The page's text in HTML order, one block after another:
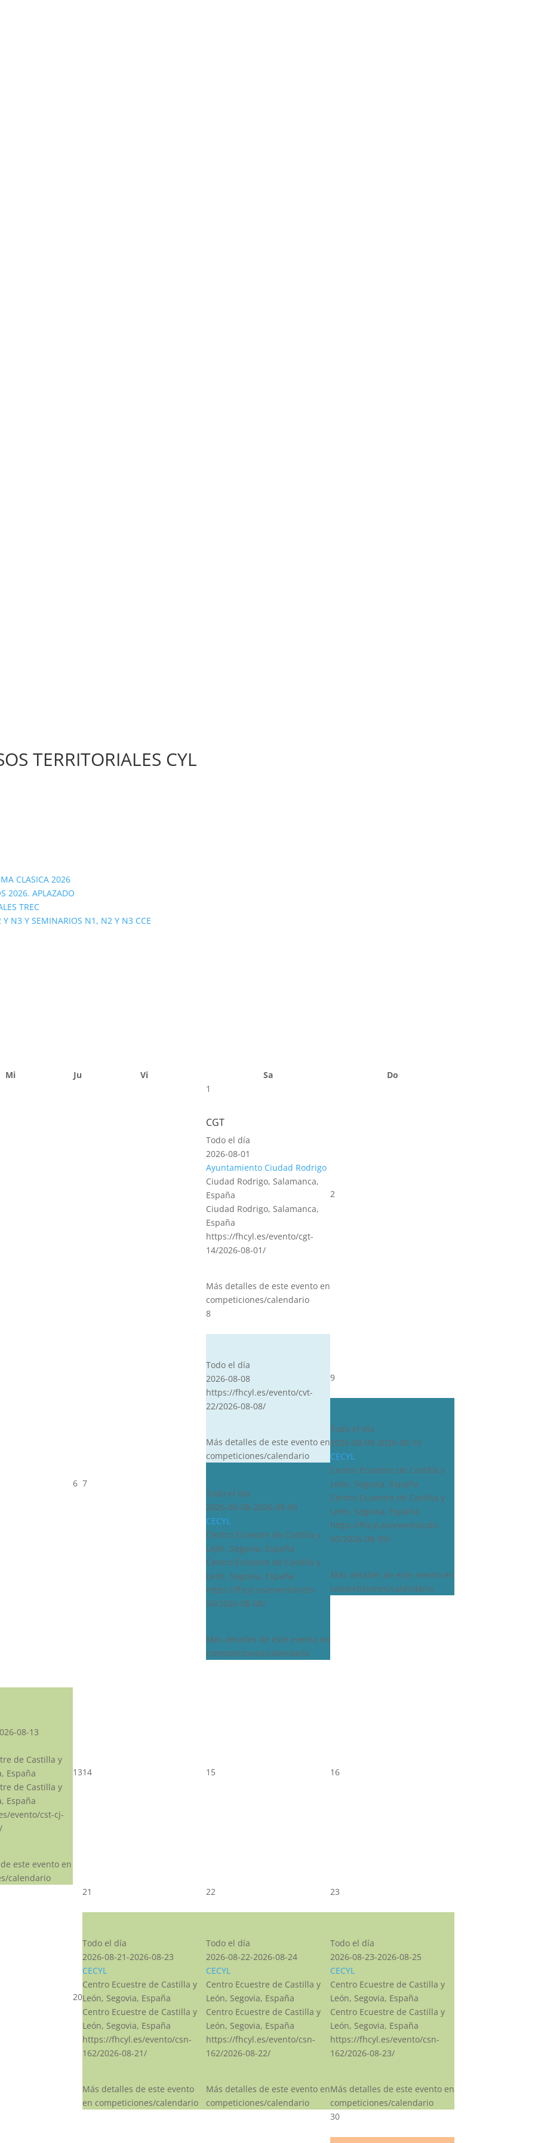
TERRITORIALES CYL
CLASICA 2026
2026. APLAZADO
TREC
N3 Y SEMINARIOS N1, N2 Y N3 CCE
Mi Ju Vi Sa
Do
1
CGT
Todo el día
2026-08-01
Ayuntamiento Ciudad Rodrigo
Ciudad Rodrigo, Salamanca,
España
Ciudad Rodrigo, Salamanca,
España
https://fhcyl.es/evento/cgt-
14/2026-08-01/
Más detalles de este evento en
competiciones/calendario
2
6 7
8
Todo el día
2026-08-08
https://fhcyl.es/evento/cvt-
22/2026-08-08/
Más detalles de este evento en
competiciones/calendario
Todo el día
2026-08-08-2026-08-09
CECYL
Centro Ecuestre de Castilla y
León, Segovia, España
Centro Ecuestre de Castilla y
León, Segovia, España
https://fhcyl.es/evento/cdn-
50/2026-08-08/
Más detalles de este evento en
competiciones/calendario
9
Todo el día
2026-08-09-2026-08-10
CECYL
Centro Ecuestre de Castilla y
León, Segovia, España
Centro Ecuestre de Castilla y
León, Segovia, España
https://fhcyl.es/evento/cdn-
50/2026-08-09/
Más detalles de este evento en
competiciones/calendario
08-13
de Castilla y
España
de Castilla y
España
evento/cst-cj-
este evento en
calendario
1314 15 16
20
21
Todo el día
2026-08-21-2026-08-23
CECYL
Centro Ecuestre de Castilla y
León, Segovia, España
Centro Ecuestre de Castilla y
León, Segovia, España
https://fhcyl.es/evento/csn-
162/2026-08-21/
Más detalles de este evento
en competiciones/calendario
22
Todo el día
2026-08-22-2026-08-24
CECYL
Centro Ecuestre de Castilla y
León, Segovia, España
Centro Ecuestre de Castilla y
León, Segovia, España
https://fhcyl.es/evento/csn-
162/2026-08-22/
Más detalles de este evento en
competiciones/calendario
23
Todo el día
2026-08-23-2026-08-25
CECYL
Centro Ecuestre de Castilla y
León, Segovia, España
Centro Ecuestre de Castilla y
León, Segovia, España
https://fhcyl.es/evento/csn-
162/2026-08-23/
Más detalles de este evento en
competiciones/calendario
30